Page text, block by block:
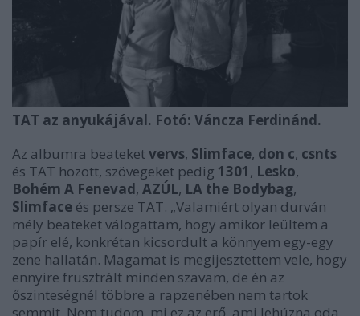
TAT az anyukájával. Fotó: Váncza Ferdinánd.
Az albumra beateketvervs, Slimface, don c, csnts
és TAT hozott, szövegeket pedig 1301, Lesko,
Bohém A Fenevad, AZÚL, LA the Bodybag,
Slimface és persze TAT. „Valamiért olyan durván
mély beateket válogattam, hogy amikor leültem a
papír elé, konkrétan kicsordult a könnyem egy-egy
zene hallatán. Magamat is megijesztettem vele, hogy
ennyire frusztrált minden szavam, de én az
őszinteségnél többre a rapzenében nem tartok
semmit. Nem tudom, mi ez az erő, ami lehúzna oda,